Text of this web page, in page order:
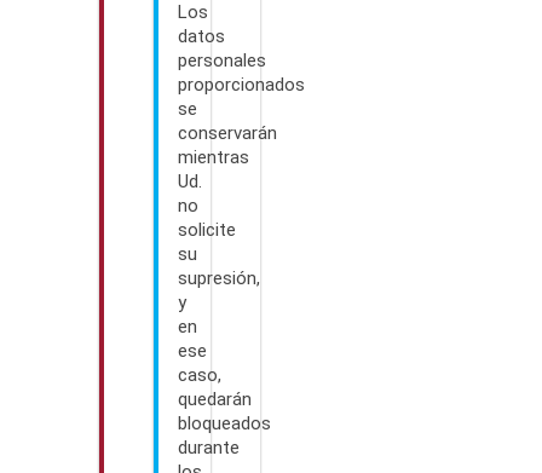
Los
datos
personales
proporcionados
se
conservarán
mientras
Ud.
no
solicite
su
supresión,
y
en
ese
caso,
quedarán
bloqueados
durante